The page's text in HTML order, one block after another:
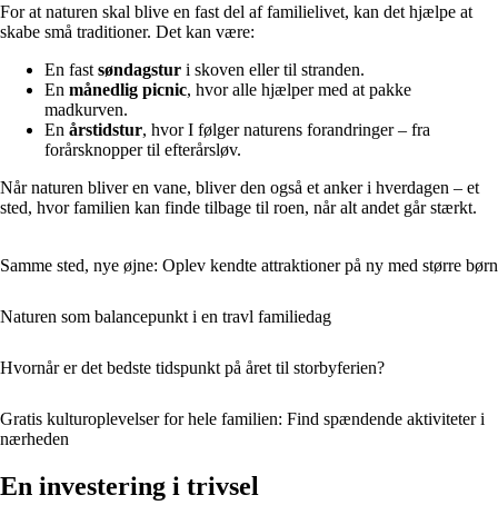
For at naturen skal blive en fast del af familielivet, kan det hjælpe at
skabe små traditioner. Det kan være:
En fast søndagstur i skoven eller til stranden.
En månedlig picnic, hvor alle hjælper med at pakke
madkurven.
En årstidstur, hvor I følger naturens forandringer – fra
forårsknopper til efterårsløv.
Når naturen bliver en vane, bliver den også et anker i hverdagen – et
sted, hvor familien kan finde tilbage til roen, når alt andet går stærkt.
Samme sted, nye øjne: Oplev kendte attraktioner på ny med større børn
Naturen som balancepunkt i en travl familiedag
Hvornår er det bedste tidspunkt på året til storbyferien?
Gratis kulturoplevelser for hele familien: Find spændende aktiviteter i
nærheden
En investering i trivsel